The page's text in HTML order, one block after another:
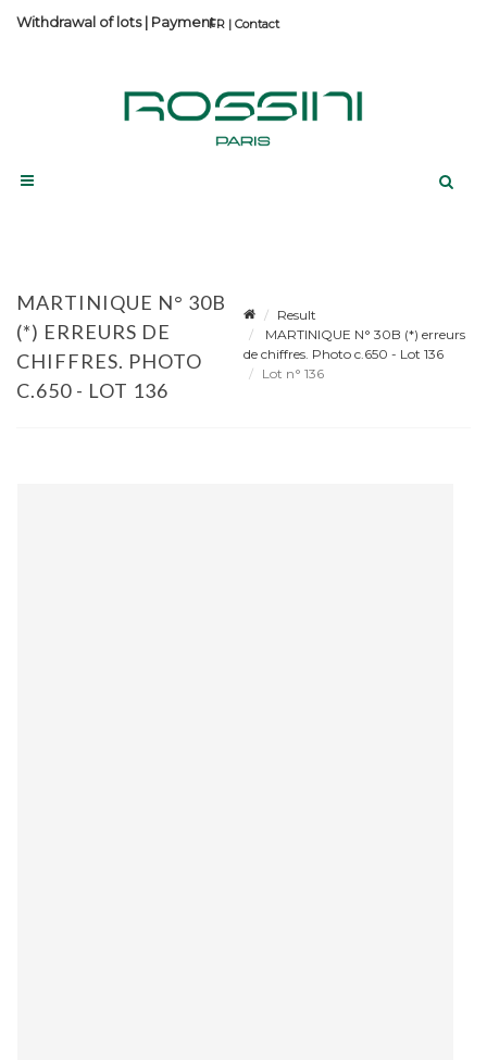
Contact
Withdrawal of lots| Payment
MARTINIQUE N° 30B
(*) ERREURS DE
CHIFFRES. PHOTO
C.650 - LOT 136
Result
MARTINIQUE N° 30B (*) erreurs
de chiffres. Photo c.650 - Lot 136
Lot n° 136